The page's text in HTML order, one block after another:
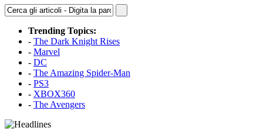
Trending Topics:
- The Dark Knight Rises
- Marvel
- DC
- The Amazing Spider-Man
- PS3
- XBOX360
- The Avengers